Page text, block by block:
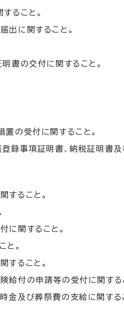
ること。
出に関すること。
書の交付に関すること。
の受付に関すること。
録事項証明書、納税証明書
すること。
に関すること。
と。
すること。
給付の申請等の受付に関する
金及び葬祭費の支給に関する